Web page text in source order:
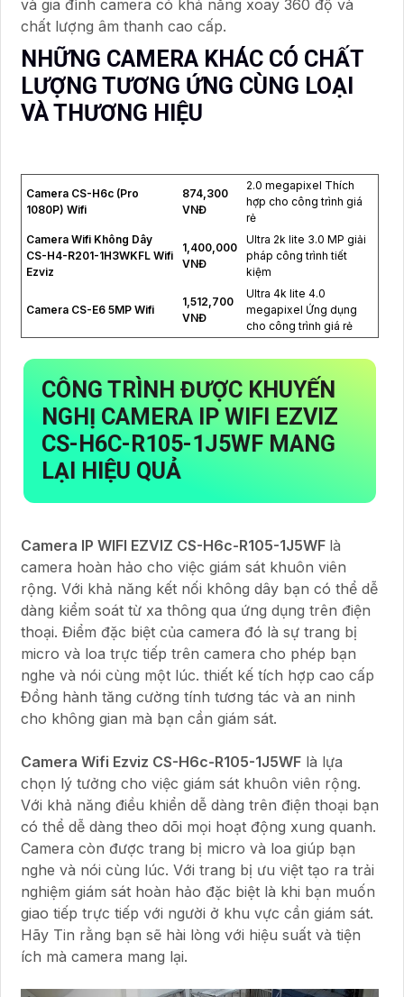
và gia đình camera có khả năng xoay 360 độ và
chất lượng âm thanh cao cấp.
NHỮNG CAMERA KHÁC CÓ CHẤT
LƯỢNG TƯƠNG ỨNG CÙNG LOẠI
VÀ THƯƠNG HIỆU
Camera CS-H6c (Pro
1080P) Wifi
874,300
VNĐ
2.0 megapixel Thích
hợp cho công trình giá
rẻ
Camera Wifi Không Dây
CS-H4-R201-1H3WKFL Wifi
Ezviz
1,400,000
VNĐ
Ultra 2k lite 3.0 MP giải
pháp công trình tiết
kiệm
Camera CS-E6 5MP Wifi
1,512,700
VNĐ
Ultra 4k lite 4.0
megapixel Ứng dụng
cho công trình giá rẻ
CÔNG TRÌNH ĐƯỢC KHUYẾN
NGHỊ CAMERA IP WIFI EZVIZ
CS-H6C-R105-1J5WF MANG
LẠI HIỆU QUẢ
Camera IP WIFI EZVIZ CS-H6c-R105-1J5WF là
camera hoàn hảo cho việc giám sát khuôn viên
rộng. Với khả năng kết nối không dây bạn có thể dễ
dàng kiểm soát từ xa thông qua ứng dụng trên điện
thoại. Điểm đặc biệt của camera đó là sự trang bị
micro và loa trực tiếp trên camera cho phép bạn
nghe và nói cùng một lúc. thiết kế tích hợp cao cấp
Đồng hành tăng cường tính tương tác và an ninh
cho không gian mà bạn cần giám sát.
Camera Wifi Ezviz CS-H6c-R105-1J5WF là lựa
chọn lý tưởng cho việc giám sát khuôn viên rộng.
Với khả năng điều khiển dễ dàng trên điện thoại bạn
có thể dễ dàng theo dõi mọi hoạt động xung quanh.
Camera còn được trang bị micro và loa giúp bạn
nghe và nói cùng lúc. Với trang bị ưu việt tạo ra trải
nghiệm giám sát hoàn hảo đặc biệt là khi bạn muốn
giao tiếp trực tiếp với người ở khu vực cần giám sát.
Hãy Tin rằng bạn sẽ hài lòng với hiệu suất và tiện
ích mà camera mang lại.